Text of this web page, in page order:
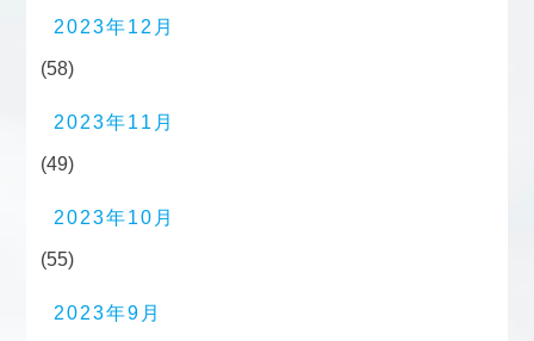
2023年12月
(58)
2023年11月
(49)
2023年10月
(55)
2023年9月